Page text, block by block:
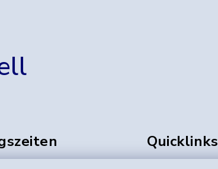
Quicklinks